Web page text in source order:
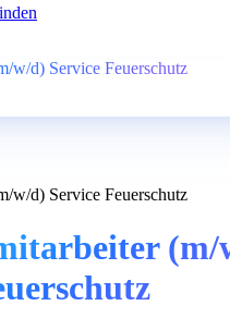
w/d) Service Feuerschutz
w/d) Service Feuerschutz
(m/